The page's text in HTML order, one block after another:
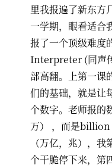
里我报遍了新东方
一学期，眼看适合
报了一个顶级难
Interpreter (同声
部高翻。上第一课
们的基础，就是让
个数字。老师报
万） ，而是
（万亿，兆），
个干脆停下来，第